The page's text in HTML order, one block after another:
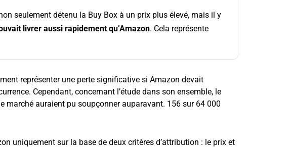
seulement détenu la Buy Box à un prix plus élevé, mais il y
livrer aussi rapidement qu’Amazon. Cela représente
représenter une perte significative si Amazon devait
Cependant, concernant l’étude dans son ensemble, le
marché auraient pu soupçonner auparavant. 156 sur 64 000
uniquement sur la base de deux critères d’attribution : le prix et